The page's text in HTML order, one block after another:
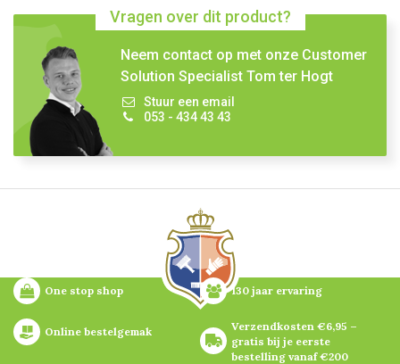
Vragen over dit product?
Neem contact op met onze Customer
Solution Specialist Tom ter Hogt
Stuur een email
053 - 434 43 43
One stop shop 130 jaar ervaring
Online bestelgemak
Verzendkosten €6,95 –
gratis bij je eerste
bestelling vanaf €200